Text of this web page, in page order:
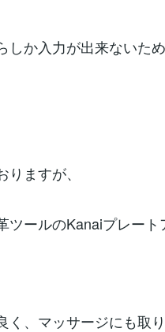
しか入力が出来ないた
ますが、
ツールのKanaiプレート
く、マッサージにも取